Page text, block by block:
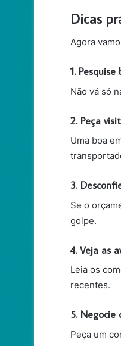
Dicas
Agora
1. Pesquise
Não vá só
2. Peça
Uma boa
3.
Se o
golpe.
4. Veja as
Leia os
recentes.
5. Negocie
Peça um